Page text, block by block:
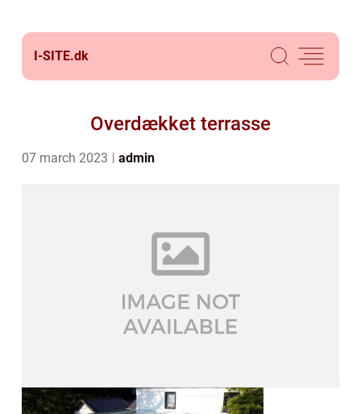
I-SITE.dk
Overdækket terrasse
07 march 2023 admin